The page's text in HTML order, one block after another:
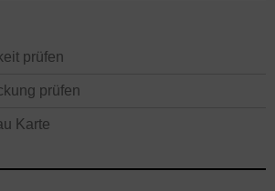
prüfen
prüfen
Karte